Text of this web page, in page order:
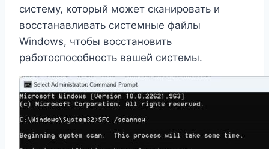
систему, который может сканировать и
восстанавливать системные файлы
Windows, чтобы восстановить
работоспособность вашей системы.